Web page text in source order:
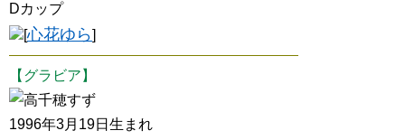
Dカップ
[心花ゆら]
【グラビア】
高千穂すず
1996年3月19日生まれ